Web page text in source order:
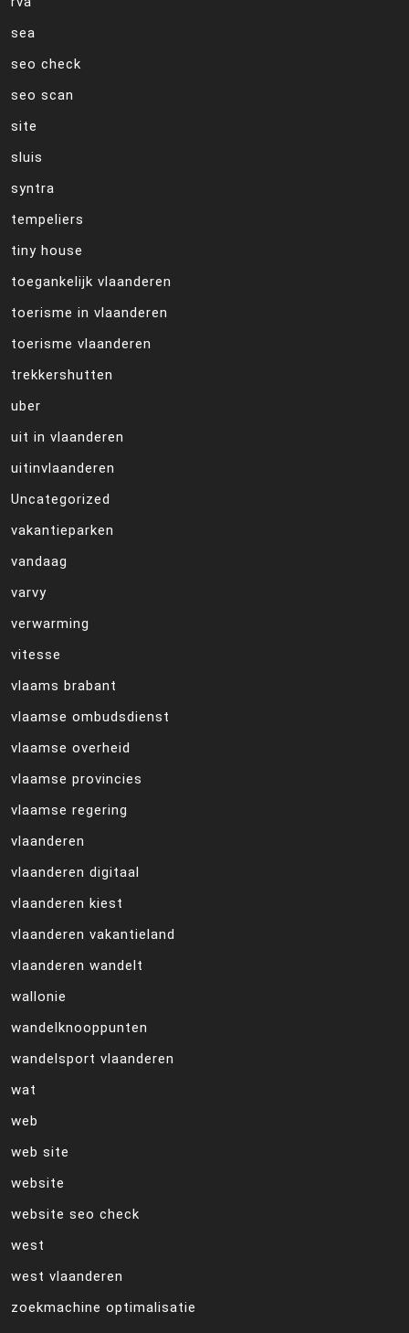
sea
seo check
seo scan
site
sluis
syntra
tempeliers
tiny house
toegankelijk vlaanderen
toerisme in vlaanderen
toerisme vlaanderen
trekkershutten
uber
uit in vlaanderen
uitinvlaanderen
Uncategorized
vakantieparken
vandaag
varvy
verwarming
vitesse
vlaams brabant
vlaamse ombudsdienst
vlaamse overheid
vlaamse provincies
vlaamse regering
vlaanderen
vlaanderen digitaal
vlaanderen kiest
vlaanderen vakantieland
vlaanderen wandelt
wallonie
wandelknooppunten
wandelsport vlaanderen
wat
web
web site
website
website seo check
west
west vlaanderen
zoekmachine optimalisatie